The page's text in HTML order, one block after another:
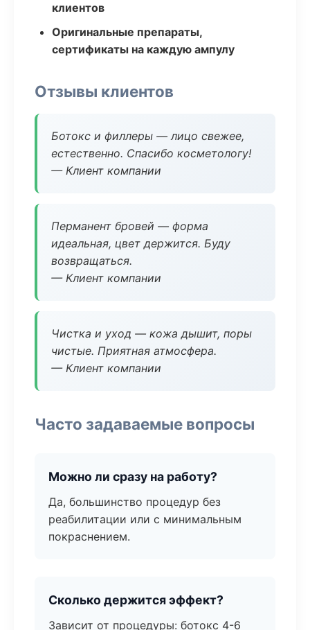
клиентов
Оригинальные препараты,
сертификаты на каждую ампулу
Отзывы клиентов
Ботокс и филлеры — лицо свежее,
естественно. Спасибо косметологу!
— Клиент компании
Перманент бровей — форма
идеальная, цвет держится. Буду
возвращаться.
— Клиент компании
Чистка и уход — кожа дышит, поры
чистые. Приятная атмосфера.
— Клиент компании
Часто задаваемые вопросы
Можно ли сразу на работу?
Да, большинство процедур без
реабилитации или с минимальным
покраснением.
Сколько держится эффект?
Зависит от процедуры: ботокс 4-6